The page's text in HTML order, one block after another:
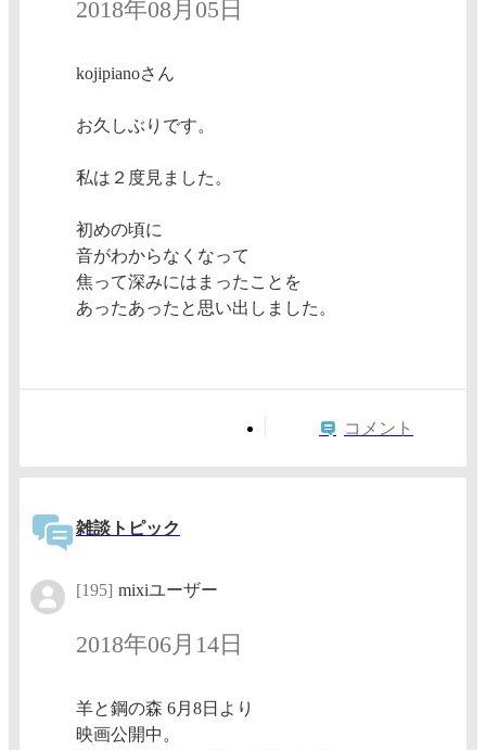
2018年08月05日
kojipianoさん
お久しぶりです。
私は２度見ました。
初めの頃に
音がわからなくなって
焦って深みにはまったことを
あったあったと思い出しました。
コメント
雑談トピック
[195] mixiユーザー
2018年06月14日
羊と鋼の森 6月8日より
映画公開中。